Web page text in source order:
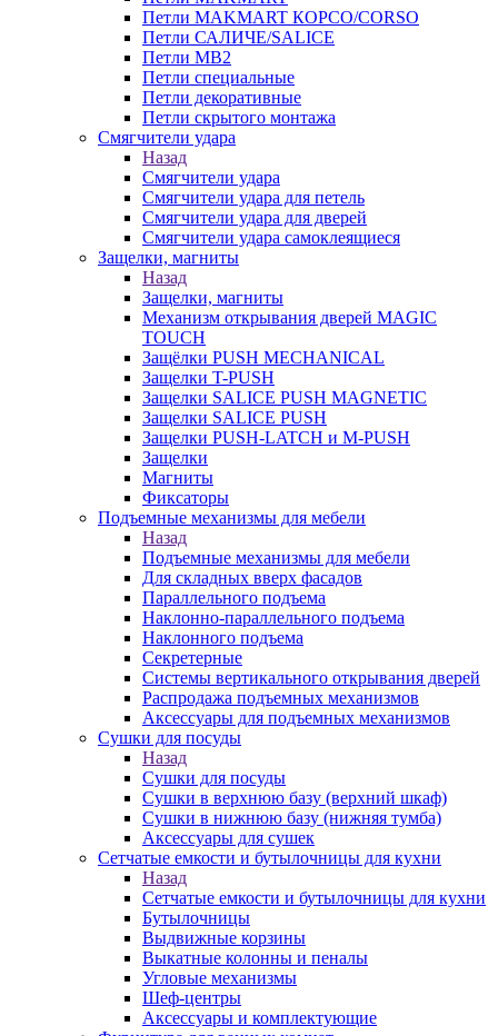
Петли MAKMART КОРСО/CORSO
Петли САЛИЧЕ/SALICE
Петли MB2
Петли специальные
Петли декоративные
Петли скрытого монтажа
Смягчители удара
Назад
Смягчители удара
Смягчители удара для петель
Смягчители удара для дверей
Cмягчители удара самоклеящиеся
Защелки, магниты
Назад
Защелки, магниты
Механизм открывания дверей MAGIC
TOUCH
Защёлки PUSH MECHANICAL
Защелки T-PUSH
Защелки SALICE PUSH MAGNETIC
Защелки SALICE PUSH
Защелки PUSH-LATCH и M-PUSH
Защелки
Магниты
Фиксаторы
Подъемные механизмы для мебели
Назад
Подъемные механизмы для мебели
Для складных вверх фасадов
Параллельного подъема
Наклонно-параллельного подъема
Наклонного подъема
Секретерные
Системы вертикального открывания дверей
Распродажа подъемных механизмов
Аксессуары для подъемных механизмов
Сушки для посуды
Назад
Сушки для посуды
Сушки в верхнюю базу (верхний шкаф)
Сушки в нижнюю базу (нижняя тумба)
Аксессуары для сушек
Сетчатые емкости и бутылочницы для кухни
Назад
Сетчатые емкости и бутылочницы для кухни
Бутылочницы
Выдвижные корзины
Выкатные колонны и пеналы
Угловые механизмы
Шеф-центры
Аксессуары и комплектующие